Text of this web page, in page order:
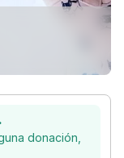
donación,